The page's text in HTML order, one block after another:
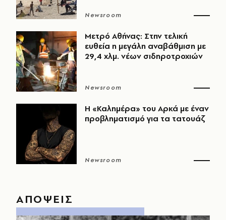
Newsroom
Μετρό Αθήνας: Στην τελική
ευθεία η μεγάλη αναβάθμιση με
29,4 χλμ. νέων σιδηροτροχιών
Newsroom
Η «Καλημέρα» του Αρκά με έναν
προβληματισμό για τα τατουάζ
Newsroom
ΑΠΟΨΕΙΣ